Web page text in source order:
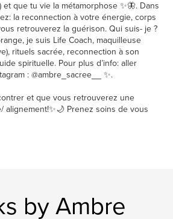
que tu vie la métamorphose ✨🦋. Dans
la reconnection à votre énergie, corps
retrouverez la guérison. Qui suis- je ?
je suis Life Coach, maquilleuse
rituels sacrée, reconnection à son
spirituelle. Pour plus d’info: aller
: @ambre_sacree__ ✨.
et que vous retrouverez une
alignement!✨🌙 Prenez soins de vous
by Ambre